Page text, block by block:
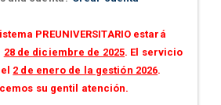
PREUNIVERSITARIO estará
28 de diciembre de 2025. El servicio
2 de enero de la gestión 2026.
su gentil atención.